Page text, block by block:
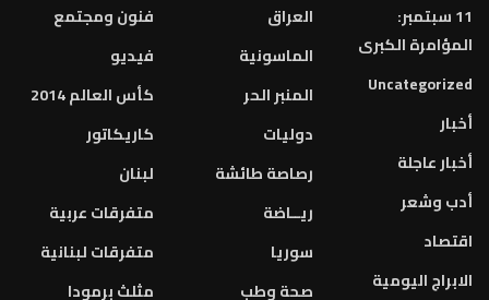
11 سبتمبر:
المؤامرة الكبرى
Uncategorized
أخبار
أخبار عاجلة
أدب وشعر
اقتصاد
الابراج اليومية
العراق
الماسونية
المنبر الحر
دوليات
رصاصة طائشة
ريــاضة
سوريا
صحة وطب
فنون ومجتمع
فيديو
كأس العالم 2014
كاريكاتور
لبنان
متفرقات عربية
متفرقات لبنانية
مثلث برمودا